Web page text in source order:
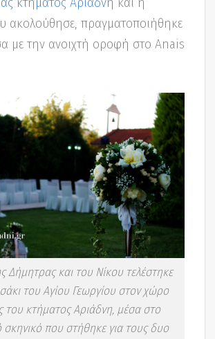
ακολούθησε, πραγματοποιήθηκε
με την ανοιχτή οροφή στο Anais
Δήμητρας και του Νίκου τελέστηκε
του Αγίου Γεωργίου στον χώρο
του κτήματος Αριάδνη, μέσα στο
σκηνικό που στήθηκε για τους δυο